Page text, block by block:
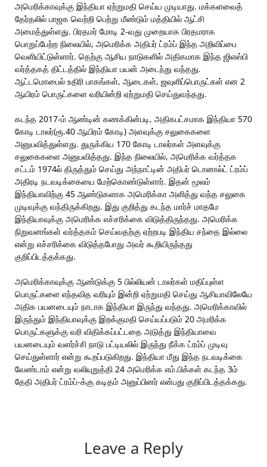
அமெரிக்காவுக்கு இந்தியா ஏற்றுமதி செய்ய முடியாது. மக்களவைத்
தேர்தலில் பாஜக வெற்றி பெற்று மீண்டும் மத்தியில் ஆட்சி
அமைத்துள்ளது. பிரதமர் மோடி 2-வது முறையாக பிரதமராக
பொறுப்பேற்ற நிலையில், அமெரிக்க அதிபர் ட்ரம்ப் இந்த அறிவிப்பை
வெளியிட்டுள்ளார். தெற்கு ஆசிய நாடுகளில் அதிகமாக இந்த ஜிஎஸ்பி
வர்த்தகத் திட்டத்தில் இந்தியா பயன் அடைந்து வந்தது.
ஆட்டமொபைல் உதிரி பாகங்கள், ஆடைகள், ஜவுளிப்பொருட்கள் என 2
ஆயிரம் பொருட்களை வரியின்றி ஏற்றுமதி செய்துவந்தது.
கடந்த 2017-ம் ஆண்டின் கணக்கின்படி, அதிகபட்சமாக இந்தியா 570
கோடி டாலர்(ரூ.40 ஆயிரம் கோடி) அளவுக்கு சலுகைகளை
அனுபவித்துள்ளது. துருக்கிய 170 கோடி டாலர்கள் அளவுக்கு
சலுகைகளை அனுபவித்தது. இந்த நிலையில், அமெரிக்க வர்த்தக
சட்டம் 1974ல் திருத்தும் செய்து அந்நாட்டின் அதிபர் டொனால்ட் ட்ரம்ப்
அதிரடி நடவடிக்கையை மேற்கொண்டுள்ளார். இதன் மூலம்
இந்தியாவிற்கு 45 ஆண்டுகளாக அமெரிக்கா அளித்து வந்த சலுகை
முடிவுக்கு வந்திருக்கிறது. இது குறித்து கடந்த மார்ச் மாதமே
இந்தியாவுக்கு அமெரிக்க எச்சரிக்கை விடுத்திருந்தது. அமெரிக்க
நிறுவனங்கள் வர்த்தகம் செய்வதற்கு ஏற்றபடி இந்திய சந்தை இல்லை
என்று எச்சரிக்கை விடுத்தபோது அவர் கூறியிருந்தது
குறிப்பிடத்தக்கது.
அமெரிக்காவுக்கு ஆண்டுக்கு 5 பில்லியன் டாலர்கள் மதிப்புள்ள
பொருட்களை எந்தவித வரியும் இன்றி ஏற்றுமதி செய்து ஆசியாவிலேயே
அதிக பயனடையும் நாடாக இந்தியா இருந்து வந்தது. அமெரிக்காவில்
இருந்தும் இந்தியாவுக்கு இறக்குமதி செய்யப்படும் 20 அமரிக்க
பொருட்களுக்கு வரி விதிக்கப்பட்டதை அடுத்து இந்தியாவை
பயனடையும் வளர்ச்சி நாடு பட்டியலில் இருந்து நீக்க ட்ரம்ப் முடிவு
செய்துள்ளார் என்று கூறப்படுகிறது. இந்தியா மீது இந்த நடவடிக்கை
வேண்டாம் என்று வலியுறுத்தி 24 அமெரிக்க எம்.பிக்கள் கடந்த 3ம்
தேதி அதிபர் ட்ரம்ப்-க்கு கடிதம் அனுப்பினர் என்பது குறிப்பிடத்தக்கது.
Leave a Reply